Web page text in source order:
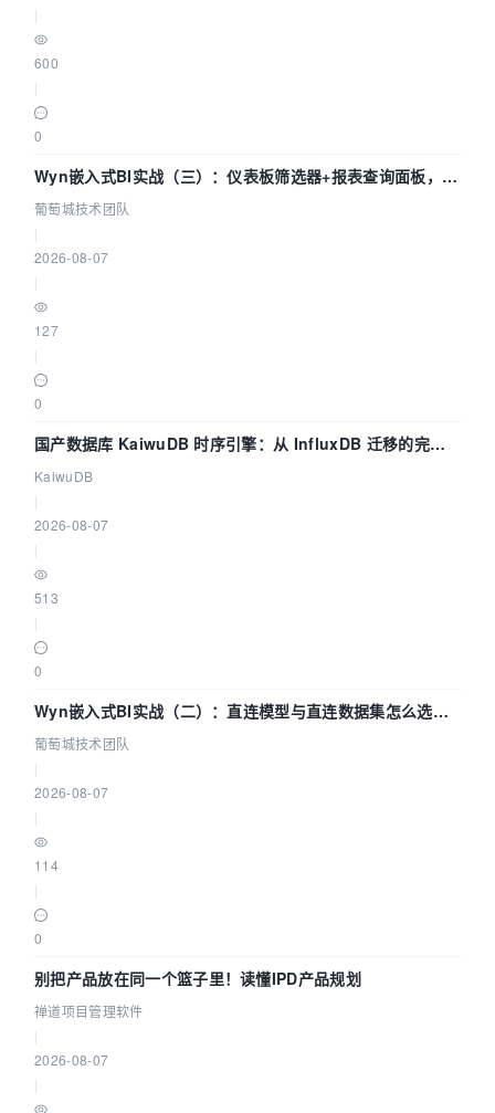
600
0
Wyn嵌入式BI实战（三）：仪表板筛选器+报表查询面板，参
数联动全闭环
葡萄城技术团队
2026-08-07
127
0
国产数据库 KaiwuDB 时序引擎：从 InfluxDB 迁移的完整
技术路径
KaiwuDB
2026-08-07
513
0
Wyn嵌入式BI实战（二）：直连模型与直连数据集怎么选，
参数为什么不生效？| 葡萄城技术团队
葡萄城技术团队
2026-08-07
114
0
别把产品放在同一个篮子里！读懂IPD产品规划
禅道项目管理软件
2026-08-07